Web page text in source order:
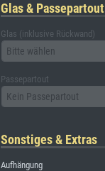
Glas & Passepartout
Glas (inklusive Rückwand)
Bitte wählen
Passepartout
Kein Passepartout
Sonstiges & Extras
Aufhängung